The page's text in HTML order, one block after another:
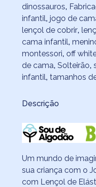
dinossauros,
infantil, jogo de
lençol de cobrir,
cama infantil,
montessori, off
de cama, Solteirão,
infantil, tamanhos
Descrição
Um mundo de
sua criança com o
com Lençol de